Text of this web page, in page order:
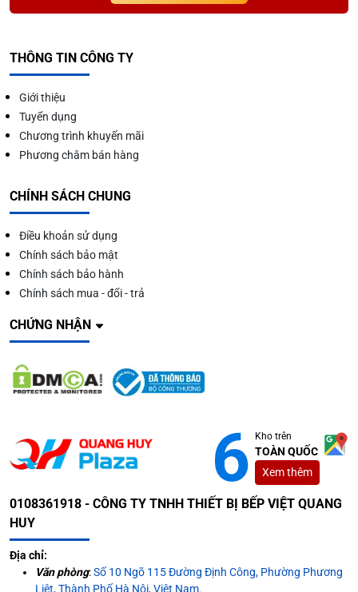
nước, nhà hàng, quán ăn, siêu thị, cửa hàng tiện
Lợi ích khi sử dụng các dòng tủ mát 2 cánh
Đặc điểm nổi bật của tủ mát 2
# Thiết kế tổng quan
Khung tủ được làm từ hợp kim sơn tĩnh điện cao
cấp, chống gỉ sét, đảm bảo độ bền và tính thẩm mỹ
cao.
THÔNG TIN CÔNG TY
Giới thiệu
Tuyển dụng
Chương trình khuyến mãi
Phương châm bán hàng
CHÍNH SÁCH CHUNG
Điều khoản sử dụng
Chính sách bảo mật
Chính sách bảo hành
Chính sách mua - đổi - trả
CHỨNG NHẬN
Kho trên
TOÀN QUỐC
Xem thêm
0108361918 - CÔNG TY TNHH THIẾT BỊ BẾP VIỆT QUANG
HUY
Địa chỉ:
Văn phòng:Số 10 Ngõ 115 Đường Định Công, Phường Phương
Liệt, Thành Phố Hà Nội, Việt Nam.